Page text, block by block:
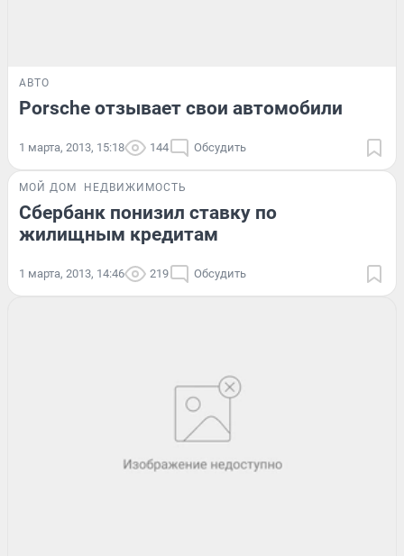
АВТО
Porsche отзывает свои автомобили
1 марта, 2013, 15:18 144 Обсудить
МОЙ ДОМ НЕДВИЖИМОСТЬ
Сбербанк понизил ставку по
жилищным кредитам
1 марта, 2013, 14:46 219 Обсудить